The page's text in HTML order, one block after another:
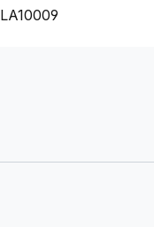
LA10009